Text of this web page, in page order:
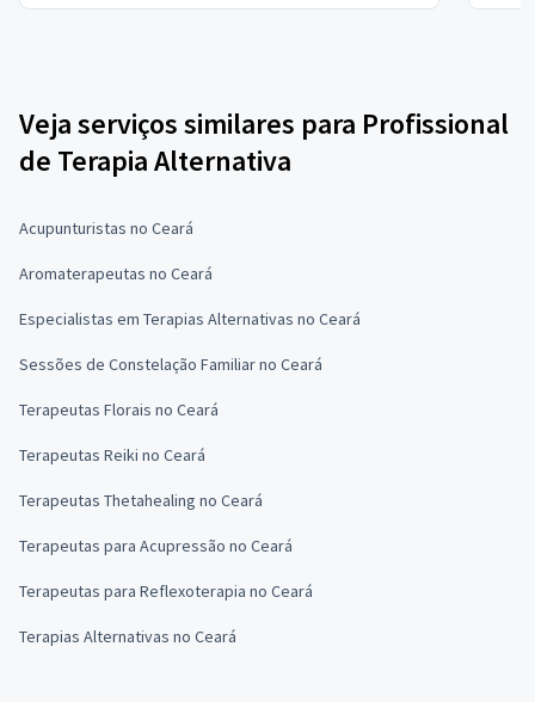
Veja serviços similares para Profissional
de Terapia Alternativa
Acupunturistas no Ceará
Aromaterapeutas no Ceará
Especialistas em Terapias Alternativas no Ceará
Sessões de Constelação Familiar no Ceará
Terapeutas Florais no Ceará
Terapeutas Reiki no Ceará
Terapeutas Thetahealing no Ceará
Terapeutas para Acupressão no Ceará
Terapeutas para Reflexoterapia no Ceará
Terapias Alternativas no Ceará